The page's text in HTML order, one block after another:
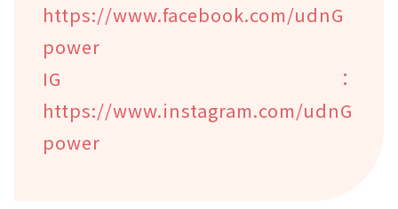
https://www.facebook.com/udnG
power
IG：
https://www.instagram.com/udnG
power